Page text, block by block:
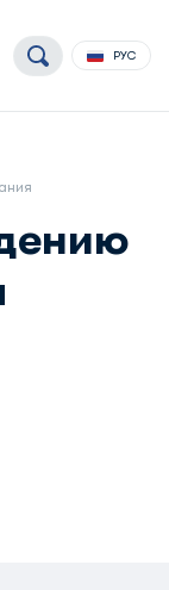
РУС